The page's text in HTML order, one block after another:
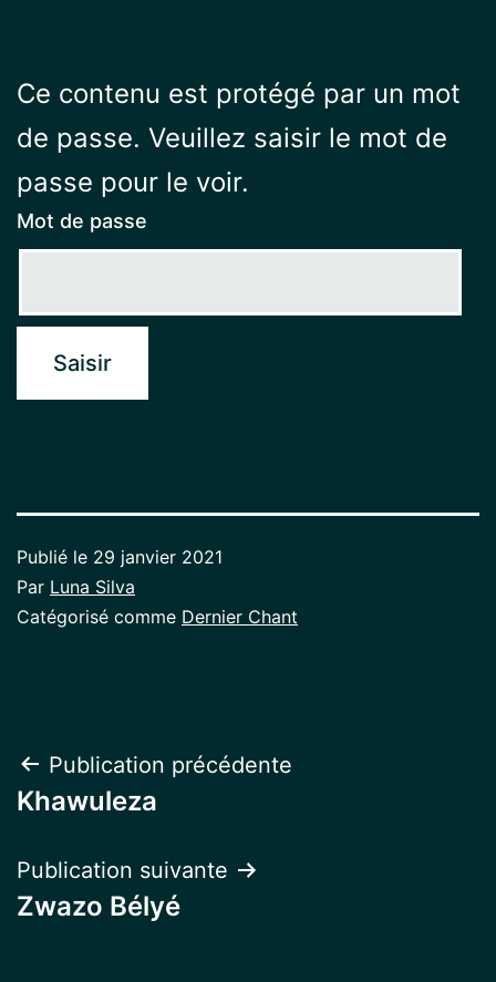
Ce contenu est protégé par un mot
de passe. Veuillez saisir le mot de
passe pour le voir.
Mot de passe
Publié le 29 janvier 2021
Par Luna Silva
Catégorisé comme Dernier Chant
Navigation
de
l’article
Publication précédente
Khawuleza
Publication suivante
Zwazo Bélyé